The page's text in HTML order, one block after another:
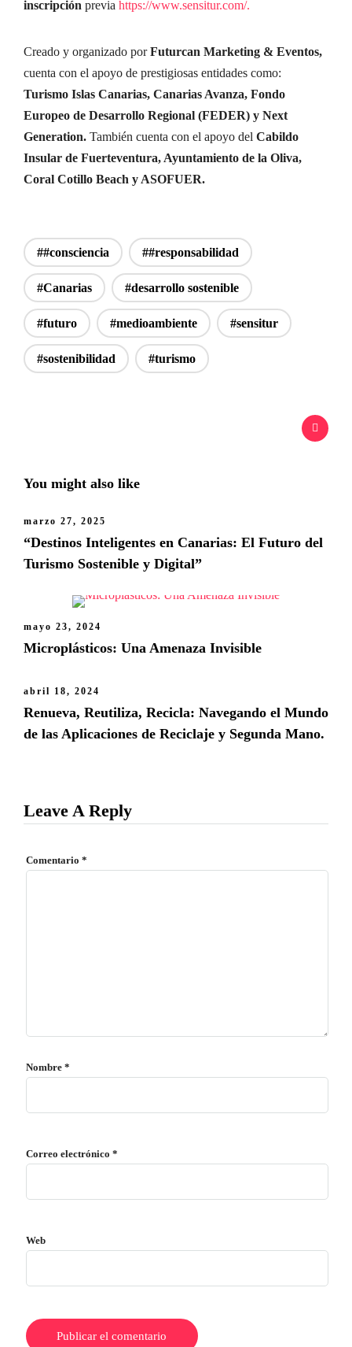
inscripción previa https://www.sensitur.com/.
Creado y organizado porFuturcan Marketing & Eventos,
cuenta con el apoyo de prestigiosas entidades como:
Turismo Islas Canarias, Canarias Avanza, Fondo
Europeo de Desarrollo Regional (FEDER) y Next
Generation. También cuenta con el apoyo del Cabildo
Insular de Fuerteventura, Ayuntamiento de la Oliva,
Coral Cotillo Beach y ASOFUER.
##consciencia ##responsabilidad
#Canarias #desarrollo sostenible
#futuro #medioambiente #sensitur
#sostenibilidad #turismo
You might also like
marzo 27, 2025
“Destinos Inteligentes en Canarias: El Futuro del
Turismo Sostenible y Digital”
mayo 23, 2024
Microplásticos: Una Amenaza Invisible
abril 18, 2024
Renueva, Reutiliza, Recicla: Navegando el Mundo
de las Aplicaciones de Reciclaje y Segunda Mano.
Leave A Reply
Comentario *
Nombre *
Correo electrónico *
Web